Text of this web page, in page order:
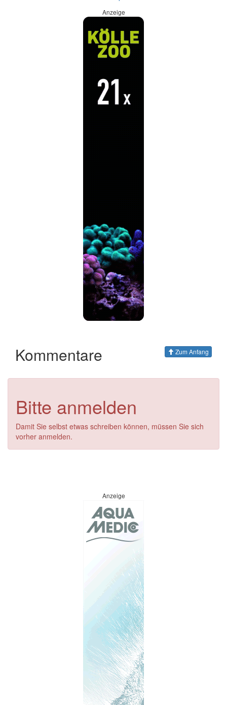
Anzeige
Kommentare Zum Anfang
Bitte anmelden
Damit Sie selbst etwas schreiben können, müssen Sie sich
vorher anmelden.
Anzeige